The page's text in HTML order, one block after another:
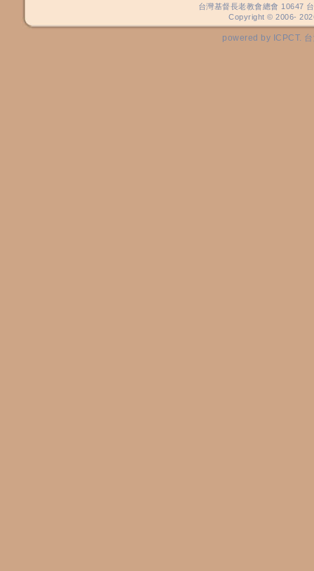
台灣基督長老教會總會 10647
Copyright © 2006-
powered by ICPCT.